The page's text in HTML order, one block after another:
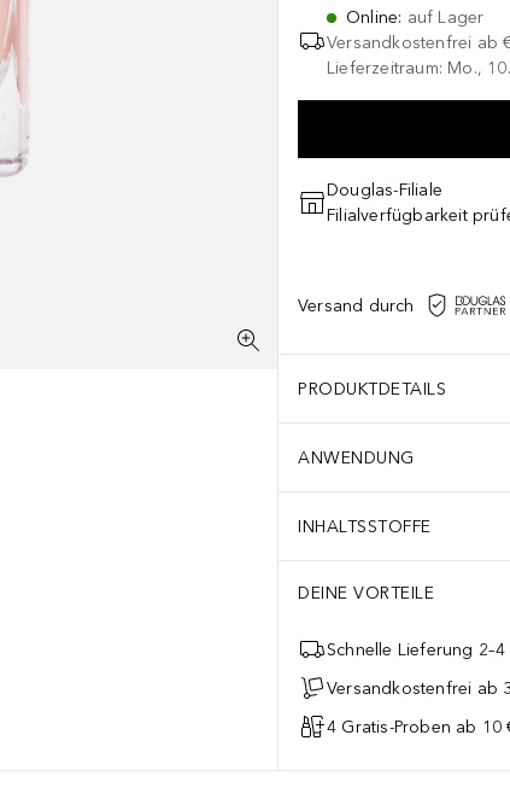
Online: auf Lager
Versandkostenfrei ab
Lieferzeitraum: Mo.,
Douglas-Filiale
Filialverfügbarkeit
Versand durch
PRODUKTDETAILS
ANWENDUNG
INHALTSSTOFFE
DEINE VORTEILE
Schnelle Lieferung
Versandkostenfrei ab
4 Gratis-Proben ab 10